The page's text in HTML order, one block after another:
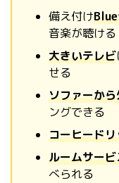
備え付け
音楽が聴ける
大きいテレビ
せる
ソファーか
ングできる
コーヒード
ルームサービ
べられる